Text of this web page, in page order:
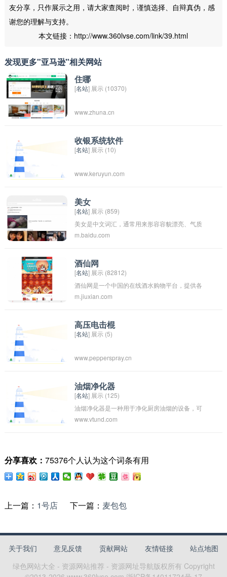
友分享，只作展示之用，请大家查阅时，谨慎选择、自辩真伪，感
谢您的理解与支持。
本文链接：http://www.360lvse.com/link/39.html
发现更多"亚马逊"相关网站
住哪
[名站] 展示 (10370)
www.zhuna.cn
收银系统软件
[名站] 展示 (10)
www.keruyun.com
美女
[名站] 展示 (859)
美女是中文词汇，通常用来形容容貌漂亮、气质
优雅的女性。这个词在中国文化中很常见，常被
m.baidu.com
酒仙网
[名站] 展示 (82812)
酒仙网是一个中国的在线酒水购物平台，提供各
种酒类产品的购买服务，包括红酒、白酒、啤酒
酒类产品，享受便捷的购物体验。
m.jiuxian.com
高压电击棍
[名站] 展示 (5)
www.pepperspray.cn
油烟净化器
[名站] 展示 (125)
油烟净化器是一种用于净化厨房油烟的设备，可
以有效去除烹饪过程中产生的油烟和异味，提高
过循环排风和过滤的方式将油烟和异味吸收并清
洁后排出，达到净化空气的效果。使用油烟净化
www.vtund.com
分享喜欢： 75376个人认为这个词条有用
上一篇： 1号店 下一篇： 麦包包
关于我们 意见反馈 贡献网站 友情链接
站点地图
绿色网站大全 - 资源网站推荐 - 资源网址导航版权所有 Copyright